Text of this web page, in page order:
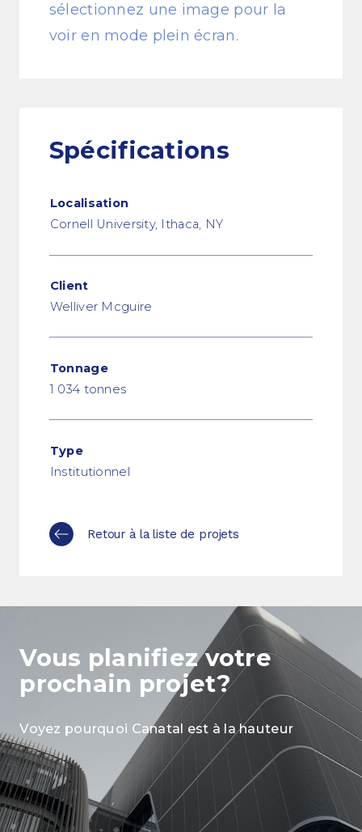
sélectionnez une image pour la
voir en mode plein écran.
Spécifications
Localisation
Cornell University, Ithaca, NY
Client
Welliver Mcguire
Tonnage
1 034 tonnes
Type
Institutionnel
Retour à la liste de projets
Vous planifiezvotre
prochain projet?
Voyez pourquoi Canatal est à la hauteur